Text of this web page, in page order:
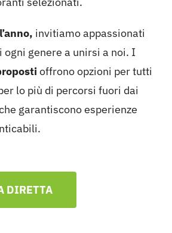
invitiamo appassionati
ogni genere a unirsi a noi. I
offrono opzioni per tutti
lo più di percorsi fuori dai
garantiscono esperienze
DIRETTA